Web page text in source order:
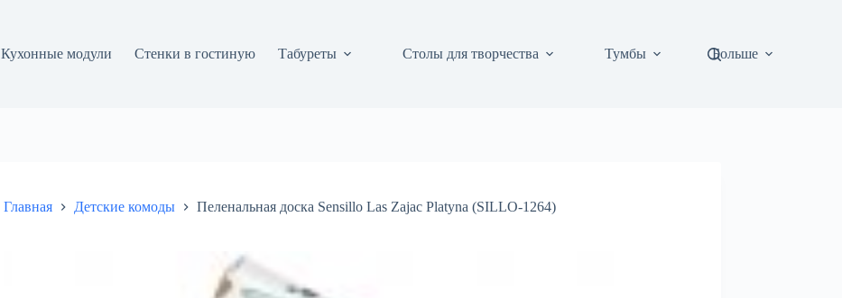
Кухонные модули Стенки в гостиную Табуреты Столы для творчества Тумбы Больше
Главная Детские комоды Пеленальная доска Sensillo Las Zajac Platyna (SILLO-1264)